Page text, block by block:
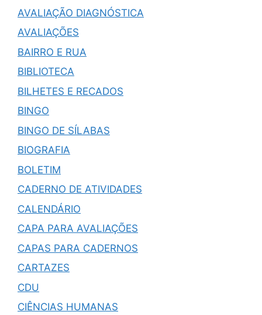
AVALIAÇÃO DIAGNÓSTICA
AVALIAÇÕES
BAIRRO E RUA
BIBLIOTECA
BILHETES E RECADOS
BINGO
BINGO DE SÍLABAS
BIOGRAFIA
BOLETIM
CADERNO DE ATIVIDADES
CALENDÁRIO
CAPA PARA AVALIAÇÕES
CAPAS PARA CADERNOS
CARTAZES
CDU
CIÊNCIAS HUMANAS